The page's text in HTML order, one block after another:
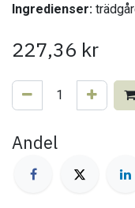
Ingredienser:
227,36 kr
Andel